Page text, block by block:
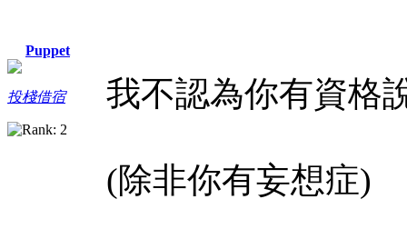
Puppet
投棧借宿 我不認為你有資格
(除非你有妄想症)